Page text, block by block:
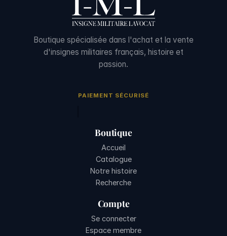
Boutique spécialisée dans l'achat et la vente
d'insignes militaires français, histoire et
passion.
PAIEMENT SÉCURISÉ
Boutique
Accueil
Catalogue
Notre histoire
Recherche
Compte
Se connecter
Espace membre